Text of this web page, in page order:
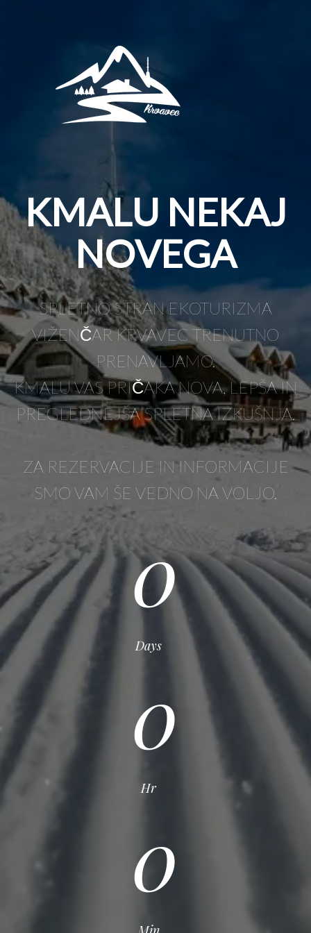
KMALU NEKAJ
NOVEGA
SPLETNO STRAN EKOTURIZMA
VIŽENČAR KRVAVEC TRENUTNO
PRENAVLJAMO.
KMALU VAS PRIČAKA NOVA, LEPŠA IN
PREGLEDNEJŠA SPLETNA IZKUŠNJA.
ZA REZERVACIJE IN INFORMACIJE
SMO VAM ŠE VEDNO NA VOLJO.
0
Days
0
Hr
0